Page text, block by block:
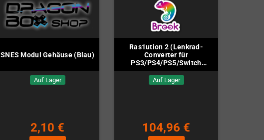
SNES Modul Gehäuse (Blau)
Auf Lager
2,10 €
Ras1ution 2 (Lenkrad-
Converter für
PS3/PS4/PS5/Switch
Rennspiele)
Auf Lager
104,96 €